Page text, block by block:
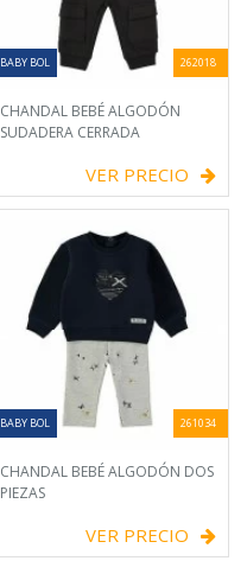
BABY BOL 262018
CHANDAL BEBÉ ALGODÓN
SUDADERA CERRADA
VER PRECIO
BABY BOL 261034
CHANDAL BEBÉ ALGODÓN DOS
PIEZAS
VER PRECIO